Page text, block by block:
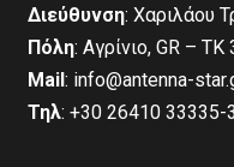
Διεύθυνση: Χαριλάου
Πόλη: Αγρίνιο, GR – ΤΚ
Mail: info@antenna-
Τηλ: +30 26410 33335-